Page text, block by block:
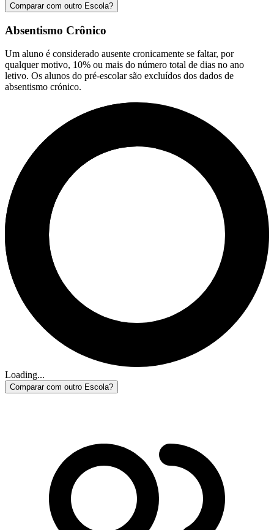
Comparar com outro Escola?
Absentismo Crônico
Um aluno é considerado ausente cronicamente se faltar, por
qualquer motivo, 10% ou mais do número total de dias no ano
letivo. Os alunos do pré-escolar são excluídos dos dados de
absentismo crónico.
Loading...
Comparar com outro Escola?